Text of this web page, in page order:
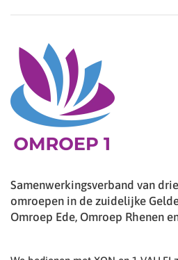
Samenwerkingsverband van
omroepen in de zuidelijke
Omroep Ede, Omroep Rhenen